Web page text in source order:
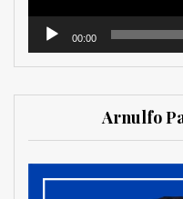
00:00
Arnulfo